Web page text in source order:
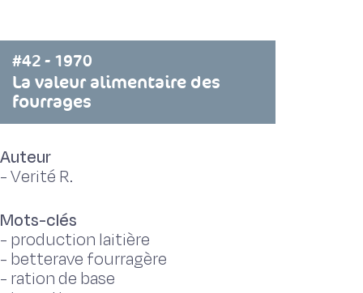
#42 - 1970
La valeur alimentaire des
fourrages
Auteur
-Verité R.
Mots-clés
- production laitière
- betterave fourragère
- ration de base